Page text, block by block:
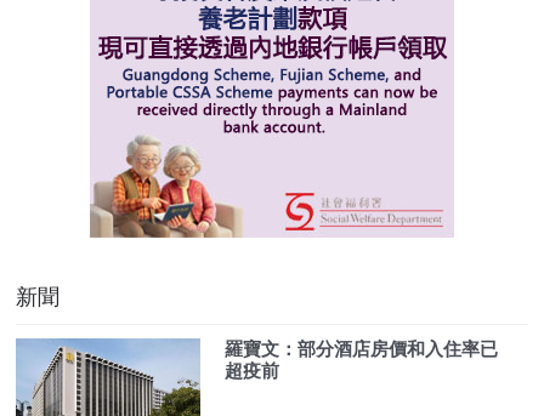
新聞
羅寶文：部分酒店房價和入住率已
超疫前